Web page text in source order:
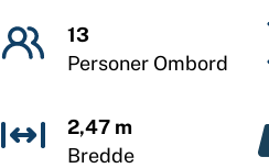
13
Personer Ombord
2,47 m
Bredde